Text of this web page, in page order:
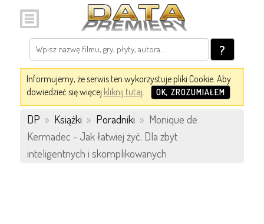
?
Informujemy, że serwis ten wykorzystuje pliki Cookie. Aby
dowiedzieć się więcej kliknij tutaj. OK, ZROZUMIAŁEM
DP » Książki » Poradniki » Monique de
Kermadec - Jak łatwiej żyć. Dla zbyt
inteligentnych i skomplikowanych